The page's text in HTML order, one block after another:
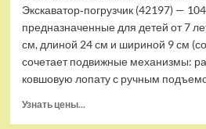
Экскаватор‑погрузчик (42197) —
предназначенные для детей от 7
см, длиной 24 см и шириной 9 см
сочетает подвижные механизмы:
ковшовую лопату с ручным
Узнать цены...